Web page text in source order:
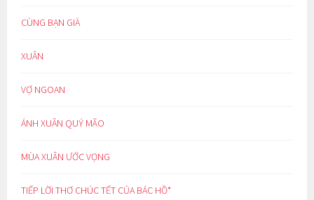
CÙNG BẠN GIÀ
XUÂN
VỢ NGOAN
ÁNH XUÂN QUÝ MÃO
MÙA XUÂN ƯỚC VỌNG
TIẾP LỜI THƠ CHÚC TẾT CỦA BÁC HỒ*